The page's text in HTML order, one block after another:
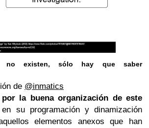
no existen, sólo hay que saber
de @inmatics
la buena organización de este
su programación y dinamización
elementos anexos que han